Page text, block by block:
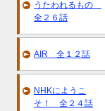
うたわれるもの
全２６話
AIR 全１２話
NHKにようこ
そ！ 全２４話